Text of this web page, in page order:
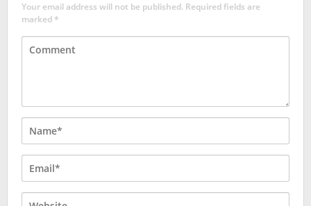
Your email address will not be published. Required fields are
marked*